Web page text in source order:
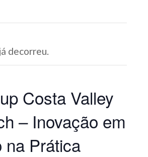
decorreu.
Costa Valley
– Inovação em
na Prática